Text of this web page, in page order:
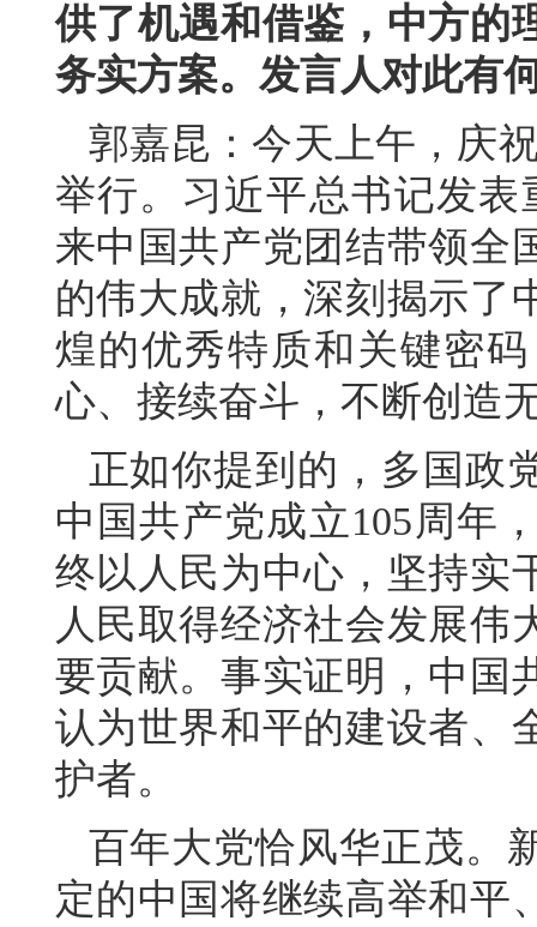
供了机遇和借鉴，中方的
务实方案。发言人对此有
郭嘉昆：今天上午，庆
举行。习近平总书记发
来中国共产党团结带领全
的伟大成就，深刻揭示了
煌的优秀特质和关键密
心、接续奋斗，不断创造
正如你提到的，多国政
中国共产党成立105周年
终以人民为中心，坚持实
人民取得经济社会发展伟
要贡献。事实证明，中国
认为世界和平的建设者、
护者。
百年大党恰风华正茂。
定的中国将继续高举和平